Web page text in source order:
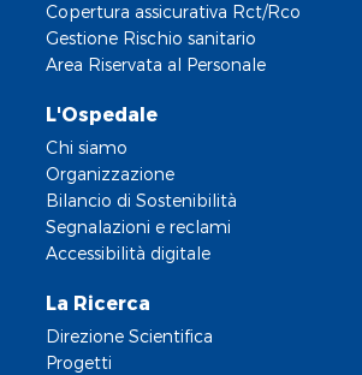
Copertura assicurativa Rct/Rco
Gestione Rischio sanitario
Area Riservata al Personale
L'Ospedale
Chi siamo
Organizzazione
Bilancio di Sostenibilità
Segnalazioni e reclami
Accessibilità digitale
La Ricerca
Direzione Scientifica
Progetti